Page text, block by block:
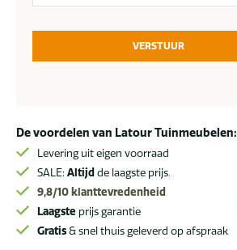
VERSTUUR
De voordelen van Latour Tuinmeubelen:
Levering uit eigen voorraad
SALE: Altijd de laagste prijs.
9,8/10 klanttevredenheid
Laagste prijs garantie
Gratis& snel thuis geleverd op afspraak